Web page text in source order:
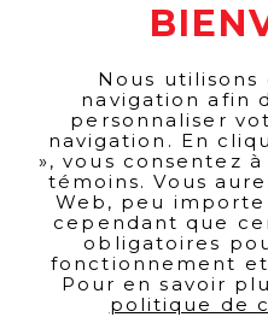
LINKS
Nous utilisons
navigation afin
personnaliser
navigation. En
», vous consentez
témoins. Vous
Web, peu
cependant que
obligatoires
fonctionnement
Pour en savoir
politique de